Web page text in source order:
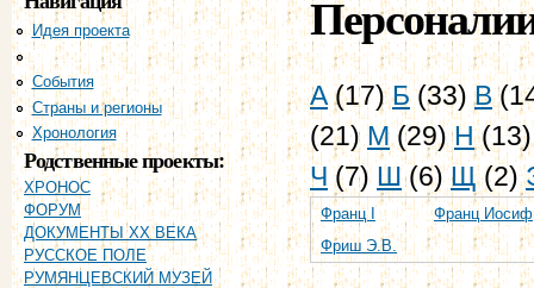
Идея проекта
Персоналии
События
Страны и регионы
Хронология
Родственные проекты:
ХРОНОС
ФОРУМ
ДОКУМЕНТЫ XX ВЕКА
РУССКОЕ ПОЛЕ
РУМЯНЦЕВСКИЙ МУЗЕЙ
А(17)Б(33)В
(21)М(29)Н
Ч (7)Ш(6)Щ(2)
Франц I
Франц Иосиф
Фриш Э.В.